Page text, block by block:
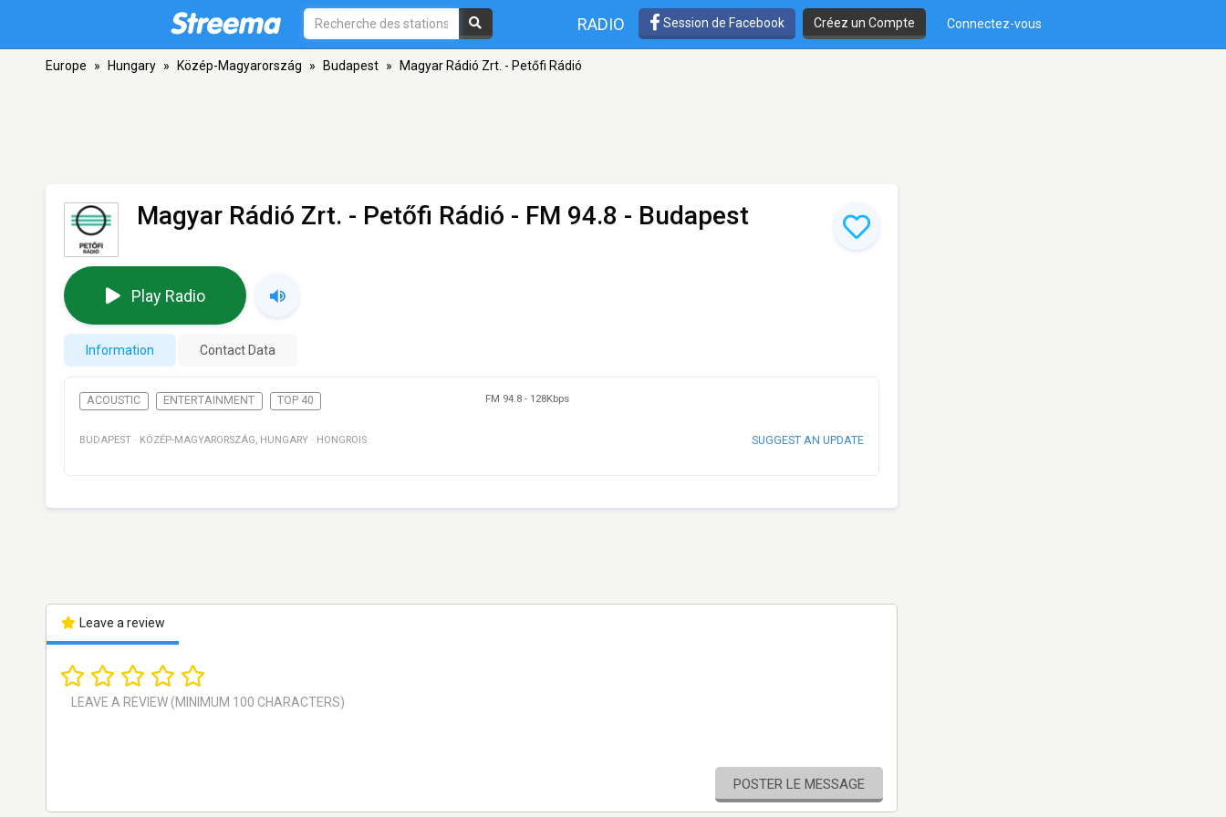
RADIO Session de Facebook Créez un Compte Connectez-vous
Europe » Hungary » Közép-Magyarország » Budapest » Magyar Rádió Zrt. - Petőfi Rádió
Magyar Rádió Zrt. - Petőfi Rádió - FM 94.8 - Budapest
Play Radio
Information Contact Data
ACOUSTIC ENTERTAINMENT TOP 40 FM 94.8 - 128Kbps
BUDAPEST · KÖZÉP-MAGYARORSZÁG, HUNGARY · HONGROIS SUGGEST AN UPDATE
Leave a review
POSTER LE MESSAGE